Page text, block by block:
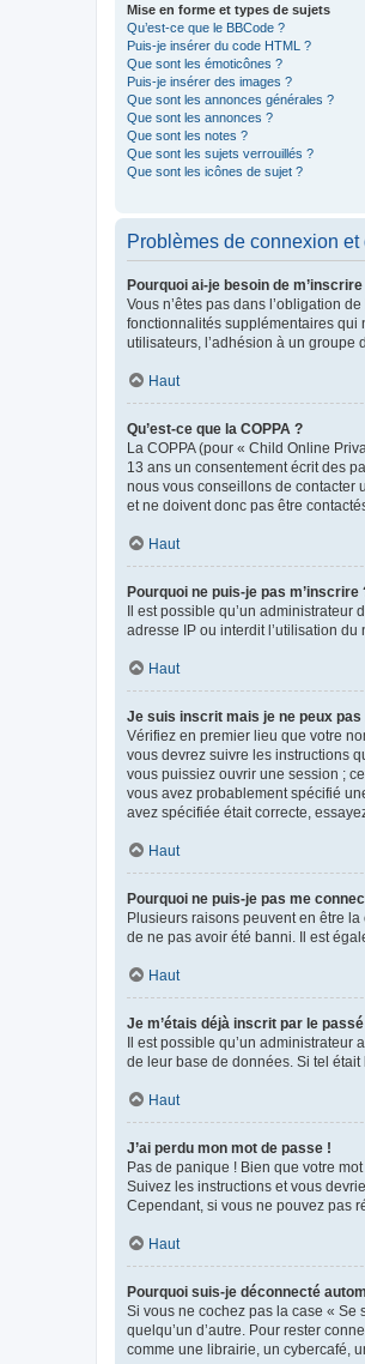
Mise en forme et types de sujets
Qu’est-ce que le BBCode ?
Puis-je insérer du code HTML ?
Que sont les émoticônes ?
Puis-je insérer des images ?
Que sont les annonces générales ?
Que sont les annonces ?
Que sont les notes ?
Que sont les sujets verrouillés ?
Que sont les icônes de sujet ?
Problèmes de connexion et
Pourquoi ai-je besoin de m’inscrire
Vous n’êtes pas dans l’obligation
fonctionnalités supplémentaires qui
utilisateurs, l’adhésion à un groupe
Haut
Qu’est-ce que la COPPA ?
La COPPA (pour « Child Online
13 ans un consentement écrit des
nous vous conseillons de contacter
et ne doivent donc pas être
Haut
Pourquoi ne puis-je pas m’inscrire
Il est possible qu’un administrateur
adresse IP ou interdit l’utilisation
Haut
Je suis inscrit mais je ne peux
Vérifiez en premier lieu que votre
vous devrez suivre les instructions
vous puissiez ouvrir une session ;
vous avez probablement spécifié
avez spécifiée était correcte,
Haut
Pourquoi ne puis-je pas me
Plusieurs raisons peuvent en être
de ne pas avoir été banni. Il est
Haut
Je m’étais déjà inscrit par le
Il est possible qu’un
de leur base de données. Si tel
Haut
J’ai perdu mon mot de passe !
Pas de panique ! Bien que votre
Suivez les instructions et vous
Cependant, si vous ne pouvez pas
Haut
Pourquoi suis-je déconnecté
Si vous ne cochez pas la case « Se
quelqu’un d’autre. Pour rester
comme une librairie, un cybercafé,